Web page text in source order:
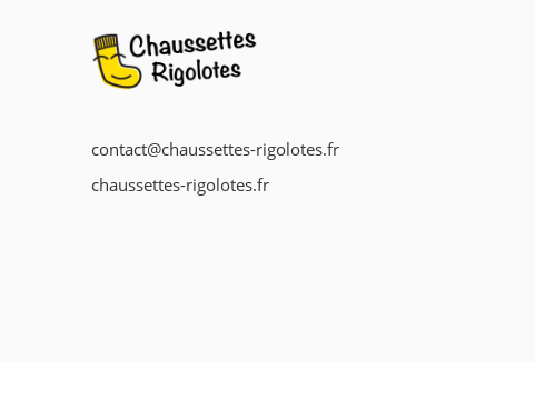
contact@chaussettes-rigolotes.fr
chaussettes-rigolotes.fr